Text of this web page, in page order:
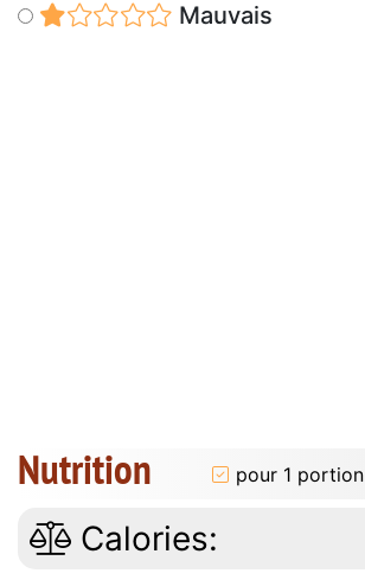
Mauvais
Nutrition pour 1 portion
Calories: